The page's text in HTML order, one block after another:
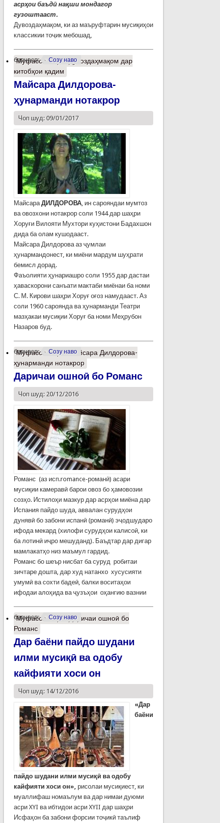
асрҳои баъдӣ нақши мондагор
гузоштааст.
Дувоздаҳмақом, ки аз маъруфтарин мусиқиҳои
классикии тоҷик мебошад,
барчасп: Созу наво
Муфассалтаро Дувоздаҳмақом дар
китобҳои қадим
Майсара Дилдорова-
ҳунарманди нотакрор
Чоп шуд: 09/01/2017
МайсараДИЛДОРОВА, ин сарояндаи мумтоз
ва овозхони нотакрор соли 1944 дар шаҳри
Хоруғи Вилояти Мухтори куҳистони Бадахшон
дида ба олам кушодааст.
Майсара Дилдорова аз ҷумлаи
ҳунармандонест, ки миёни мардум шуҳрати
бемисл дорад.
Фаъолияти ҳунариашро соли 1955 дар дастаи
ҳаваскорони санъати мактаби миёнаи ба номи
С. М. Кирови шаҳри Хоруғ оғоз намудааст. Аз
соли 1960 сароянда ва ҳунарманди Театри
мазҳакаи мусиқии Хоруғ ба номи Меҳрубон
Назаров буд.
барчасп: Созу наво
Муфассалтаро Майсара Дилдорова-
ҳунарманди нотакрор
Даричаи ошноӣ бо Романс
Чоп шуд: 20/12/2016
Романс (аз исп.romance-романӣ) асари
мусиқии камеравӣ барои овоз бо ҳамовозии
созҳо. Истилоҳи мазкур дар асрҳои миёна дар
Испания пайдо шуда, аввалан сурудҳои
дунявӣ бо забони испанӣ (романӣ) эҷодшударо
ифода мекард (хилофи сурудҳои калисоӣ, ки
ба лотинӣ иҷро мешуданд). Баъдтар дар дигар
мамлакатҳо низ маъмул гардид.
Романс бо шеър нисбат ба суруд робитаи
зичтаре дошта, дар худ натанхо хусусияти
умумӣ ва сохти бадеӣ, балки воситаҳои
ифодаи алоҳида ва ҷузъҳои оҳангию вазнии
барчасп: Созу наво
Муфассалтаро Даричаи ошноӣ бо
Романс
Дар баёни пайдо шудани
илми мусиқӣ ва одобу
кайфияти хоси он
Чоп шуд: 14/12/2016
«Дар
баёни
пайдо шудани илми мусиқӣ ва одобу
кайфияти хоси он», рисолаи мусиқиест, ки
муаллифаш номаълум ва дар нимаи дуюми
асри XYI ва ибтидои асри XYII дар шаҳри
Исфаҳон ба забони форсии тоҷикӣ таълиф